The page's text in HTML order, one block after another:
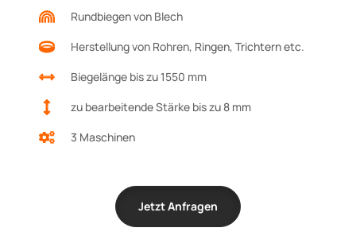
Rundbiegen von Blech
Herstellung von Rohren, Ringen, Trichtern etc.
Biegelänge bis zu 1550 mm
zu bearbeitende Stärke bis zu 8 mm
3 Maschinen
Jetzt Anfragen